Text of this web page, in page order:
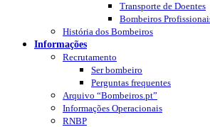
Transporte de Doentes
Bombeiros
História dos Bombeiros
Informações
Recrutamento
Ser bombeiro
Perguntas frequentes
Arquivo “Bombeiros.pt”
Informações Operacionais
RNBP